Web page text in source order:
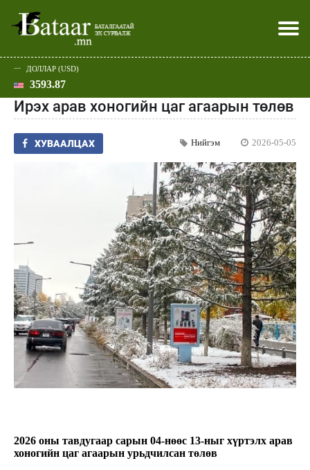
Эхлэл
Улс төр
Нийгэм
Эдийн засаг
Дэлхий
Спорт
Шар
Батаар юу хэлэв
Хэвлэл мэдээллээр
ДОЛЛАР (USD)
3593.87
Ирэх арав хоногийн цаг агаарын төлөв
ХУВААЛЦАХ Нийгэм 2026-05-05
2026 оны тавдугаар сарын 04-нөөс 13-ныг хүртэлх арав
хоногийн цаг агаарын урьдчилсан төлөв